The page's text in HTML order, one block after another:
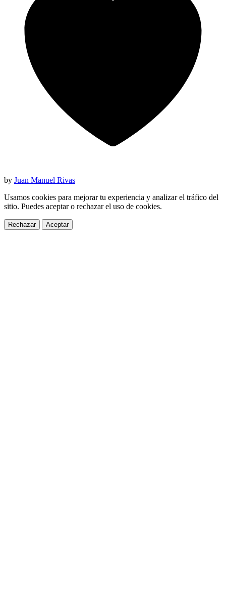
by Juan Manuel Rivas
Usamos cookies para mejorar tu experiencia y analizar el tráfico del
sitio. Puedes aceptar o rechazar el uso de cookies.
Rechazar Aceptar